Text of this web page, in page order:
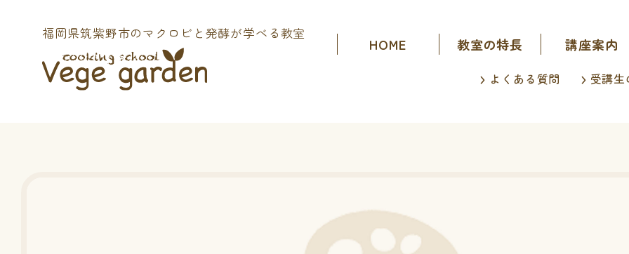
福岡県筑紫野市のマクロビと発酵が学べる教室
HOME 教室の特長 講座案内
よくある質問 受講生